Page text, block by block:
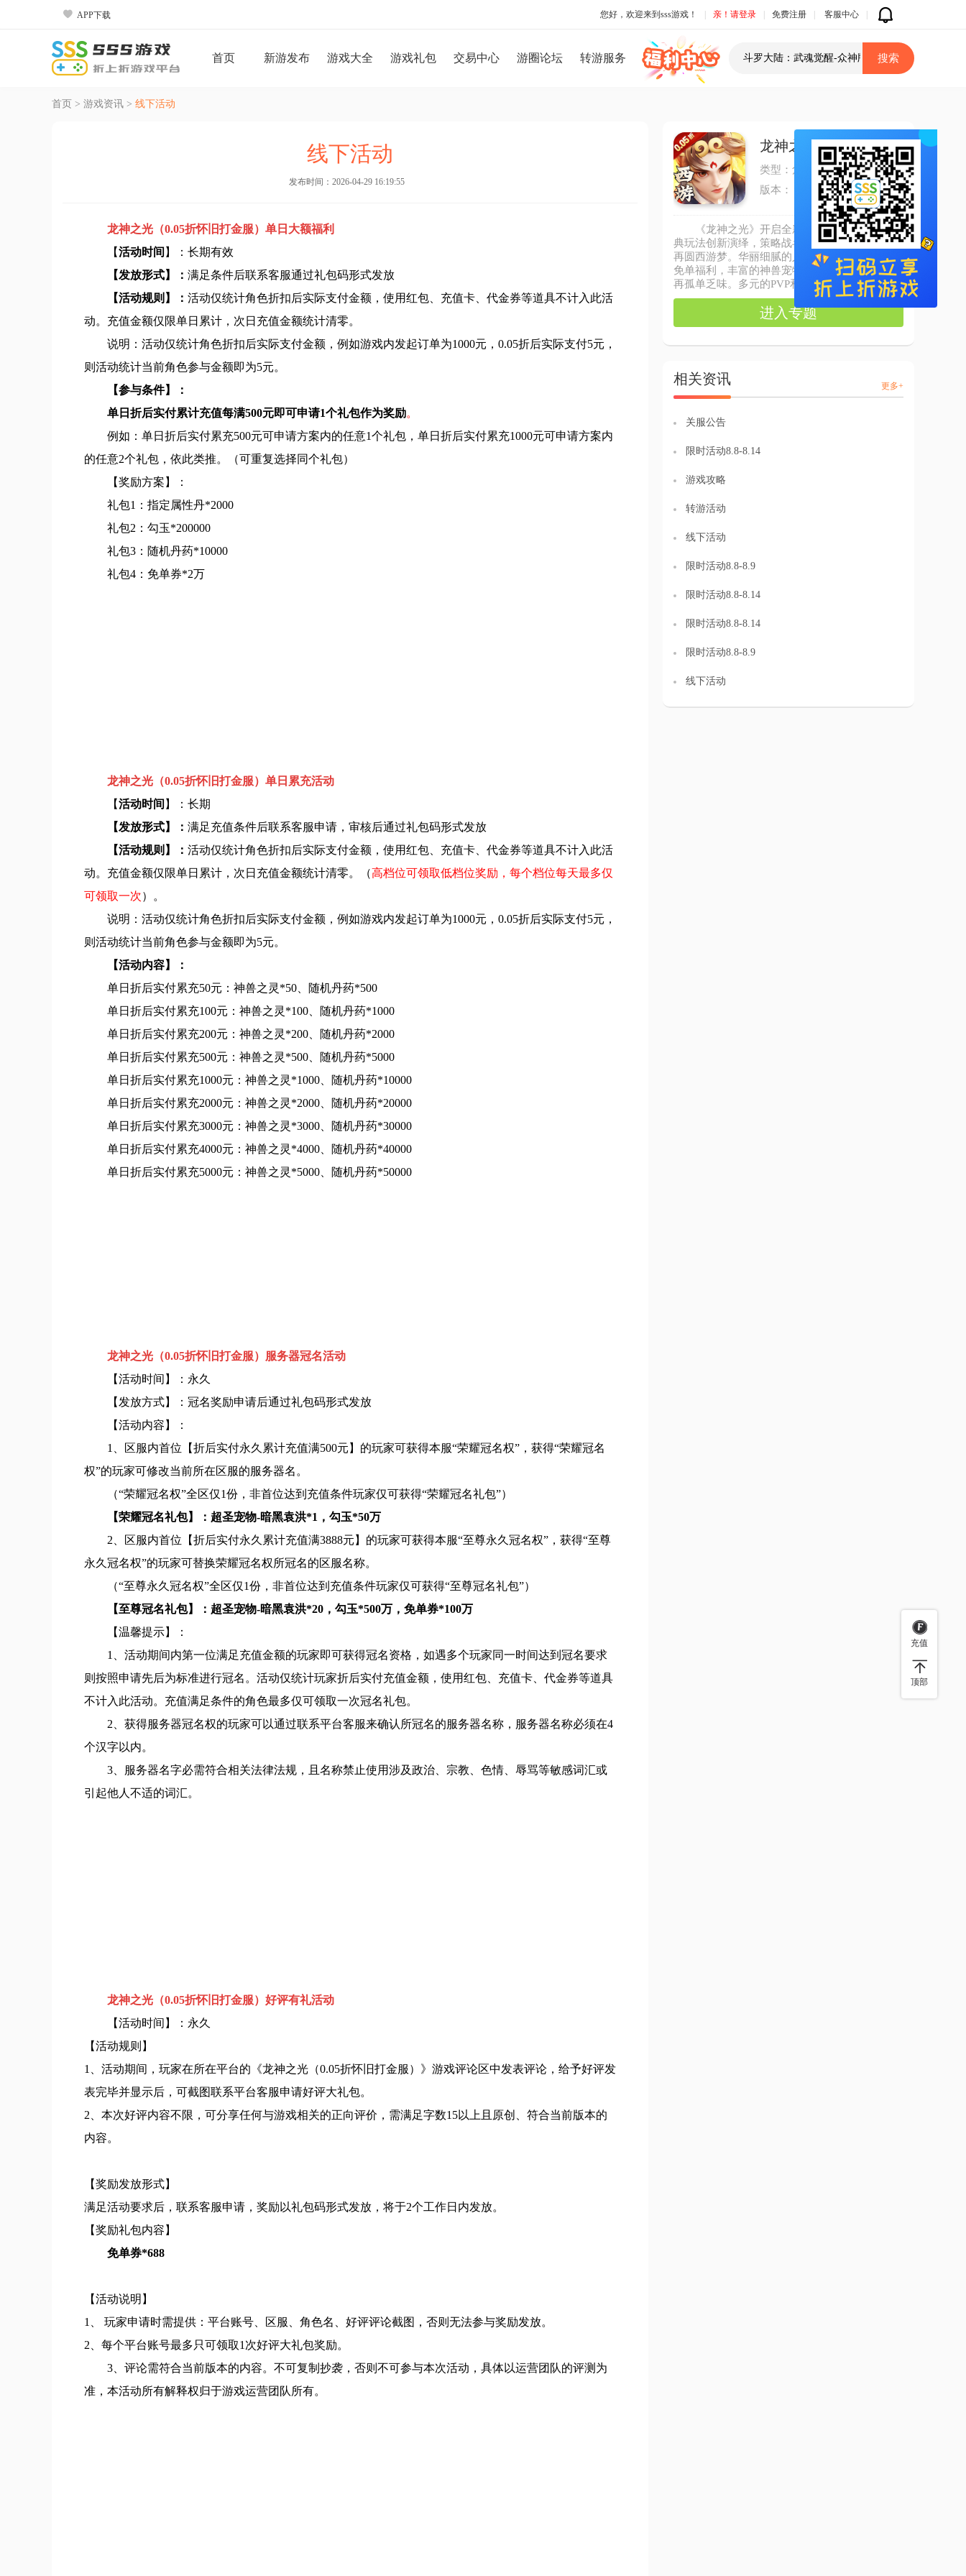
 APP下载 您好，欢迎来到sss游戏！ 亲！请登录 免费注册 客服中心
首页 新游发布 游戏大全 游戏礼包 交易中心 游圈论坛 转游服务
首页 > 游戏资讯 > 线下活动
线下活动
发布时间：2026-04-29 16:19:55
龙神之光（0.05折怀旧打金服）单日大额福利
【活动时间 】：长期有效
【发放形式】： 满足条件后联系客服通过礼包码形式发放
【活动规则】： 活动仅统计角色折扣后实际支付金额，使用红包、充值卡、代金券等道具不计入此活
动。充值金额仅限单日累计，次日充值金额统计清零。
说明：活动仅统计角色折扣后实际支付金额，例如游戏内发起订单为1000元，0.05折后实际支付5元，
则活动统计当前角色参与金额即为5元。
【参与条件】：
单日折后实付累计充值每满500元即可申请1个礼包作为奖励。
例如：单日折后实付累充500元可申请方案内的任意1个礼包，单日折后实付累充1000元可申请方案内
的任意2个礼包，依此类推。（可重复选择同个礼包）
【奖励方案】：
礼包1：指定属性丹*2000
礼包2：勾玉*200000
礼包3：随机丹药*10000
礼包4：免单券*2万
龙神之光（0.05折怀旧打金服）单日累充活动
【活动时间 】：长期
【发放形式】： 满足充值条件后联系客服申请，审核后通过礼包码形式发放
【活动规则】： 活动仅统计角色折扣后实际支付金额，使用红包、充值卡、代金券等道具不计入此活
动。充值金额仅限单日累计，次日充值金额统计清零。（高档位可领取低档位奖励，每个档位每天最多仅
可领取一次）。
说明：活动仅统计角色折扣后实际支付金额，例如游戏内发起订单为1000元，0.05折后实际支付5元，
则活动统计当前角色参与金额即为5元。
【活动内容】：
单日折后实付累充50元：神兽之灵*50、随机丹药*500
单日折后实付累充100元：神兽之灵*100、随机丹药*1000
单日折后实付累充200元：神兽之灵*200、随机丹药*2000
单日折后实付累充500元：神兽之灵*500、随机丹药*5000
单日折后实付累充1000元：神兽之灵*1000、随机丹药*10000
单日折后实付累充2000元：神兽之灵*2000、随机丹药*20000
单日折后实付累充3000元：神兽之灵*3000、随机丹药*30000
单日折后实付累充4000元：神兽之灵*4000、随机丹药*40000
单日折后实付累充5000元：神兽之灵*5000、随机丹药*50000
龙神之光（0.05折怀旧打金服）服务器冠名活动
【活动时间】：永久
【发放方式】：冠名奖励申请后通过礼包码形式发放
【活动内容】：
1、区服内首位【折后实付永久累计充值满500元】的玩家可获得本服“荣耀冠名权”，获得“荣耀冠名
权”的玩家可修改当前所在区服的服务器名。
（“荣耀冠名权”全区仅1份，非首位达到充值条件玩家仅可获得“荣耀冠名礼包”）
【荣耀冠名礼包】：超圣宠物-暗黑袁洪*1，勾玉*50万
2、区服内首位【折后实付永久累计充值满3888元】的玩家可获得本服“至尊永久冠名权”，获得“至尊
永久冠名权”的玩家可替换荣耀冠名权所冠名的区服名称。
（“至尊永久冠名权”全区仅1份，非首位达到充值条件玩家仅可获得“至尊冠名礼包”）
【至尊冠名礼包】：超圣宠物-暗黑袁洪*20，勾玉*500万，免单券*100万
【温馨提示】：
1、活动期间内第一位满足充值金额的玩家即可获得冠名资格，如遇多个玩家同一时间达到冠名要求
则按照申请先后为标准进行冠名。活动仅统计玩家折后实付充值金额，使用红包、充值卡、代金券等道具
不计入此活动。充值满足条件的角色最多仅可领取一次冠名礼包。
2、获得服务器冠名权的玩家可以通过联系平台客服来确认所冠名的服务器名称，服务器名称必须在4
个汉字以内。
3、服务器名字必需符合相关法律法规，且名称禁止使用涉及政治、宗教、色情、辱骂等敏感词汇或
引起他人不适的词汇。
龙神之光（0.05折怀旧打金服）好评有礼活动
【活动时间】：永久
【活动规则】
1、活动期间，玩家在所在平台的《龙神之光（0.05折怀旧打金服）》游戏评论区中发表评论，给予好评发
表完毕并显示后，可截图联系平台客服申请好评大礼包。
2、本次好评内容不限，可分享任何与游戏相关的正向评价，需满足字数15以上且原创、符合当前版本的
内容。
【奖励发放形式】
满足活动要求后，联系客服申请，奖励以礼包码形式发放，将于2个工作日内发放。
【奖励礼包内容】
免单券*688
【活动说明】
1、 玩家申请时需提供：平台账号、区服、角色名、好评评论截图，否则无法参与奖励发放。
2、每个平台账号最多只可领取1次好评大礼包奖励。
3、评论需符合当前版本的内容。不可复制抄袭，否则不可参与本次活动，具体以运营团队的评测为
准，本活动所有解释权归于游戏运营团队所有。
龙神之光（0.05折怀旧打金服）【10.3关服】
类型：角色扮演
版本：
《龙神之光》开启全新西游回合制冒险，经
典玩法创新演绎，策略战斗畅爽对决，降妖除魔
再圆西游梦。华丽细腻的人物刻画，触手可得的
免单福利，丰富的神兽宠物培养玩法，让游戏不
再孤单乏味。多元的PVP和PVE玩法，让大家能
以最轻松的操作，体验最爽快的回合策略，演绎
一个自在由心、快乐逍遥的全新西游世界！
进入专题
相关资讯 更多+
关服公告
限时活动8.8-8.14
游戏攻略
转游活动
线下活动
限时活动8.8-8.9
限时活动8.8-8.14
限时活动8.8-8.14
限时活动8.8-8.9
线下活动
充值
顶部